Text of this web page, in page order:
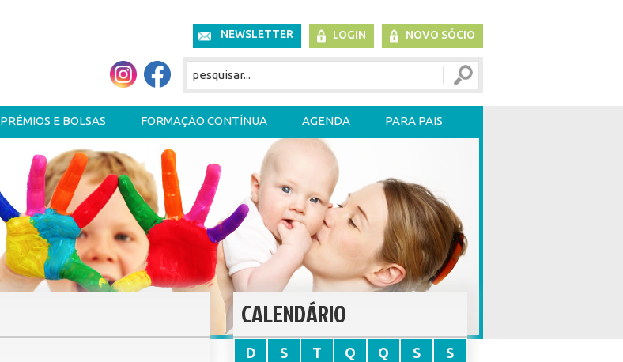
NEWSLETTER LOGIN NOVO SÓCIO
PRÉMIOS E BOLSAS FORMAÇÃO CONTÍNUA AGENDA PARA PAIS
CALENDÁRIO
D S T Q Q S
S